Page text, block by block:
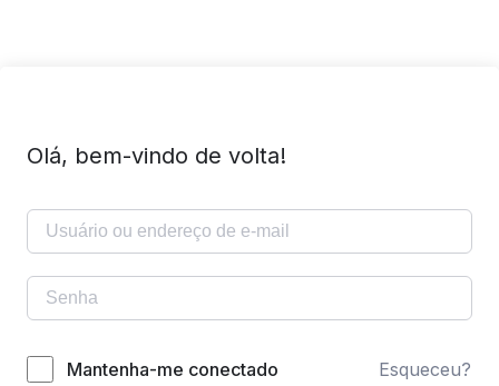
Olá, bem-vindo de volta!
Mantenha-me conectado Esqueceu?